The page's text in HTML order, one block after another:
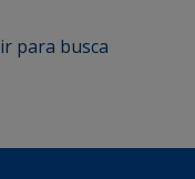
ir para busca